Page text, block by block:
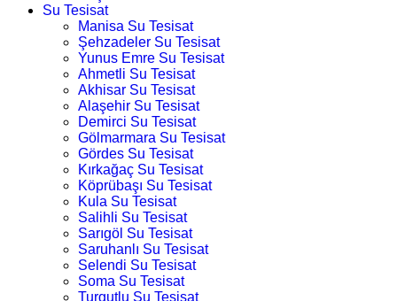
Su Tesisat
Manisa Su Tesisat
Şehzadeler Su Tesisat
Yunus Emre Su Tesisat
Ahmetli Su Tesisat
Akhisar Su Tesisat
Alaşehir Su Tesisat
Demirci Su Tesisat
Gölmarmara Su Tesisat
Gördes Su Tesisat
Kırkağaç Su Tesisat
Köprübaşı Su Tesisat
Kula Su Tesisat
Salihli Su Tesisat
Sarıgöl Su Tesisat
Saruhanlı Su Tesisat
Selendi Su Tesisat
Soma Su Tesisat
Turgutlu Su Tesisat